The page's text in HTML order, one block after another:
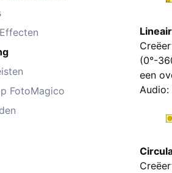
FotoMagico
(0°-
een